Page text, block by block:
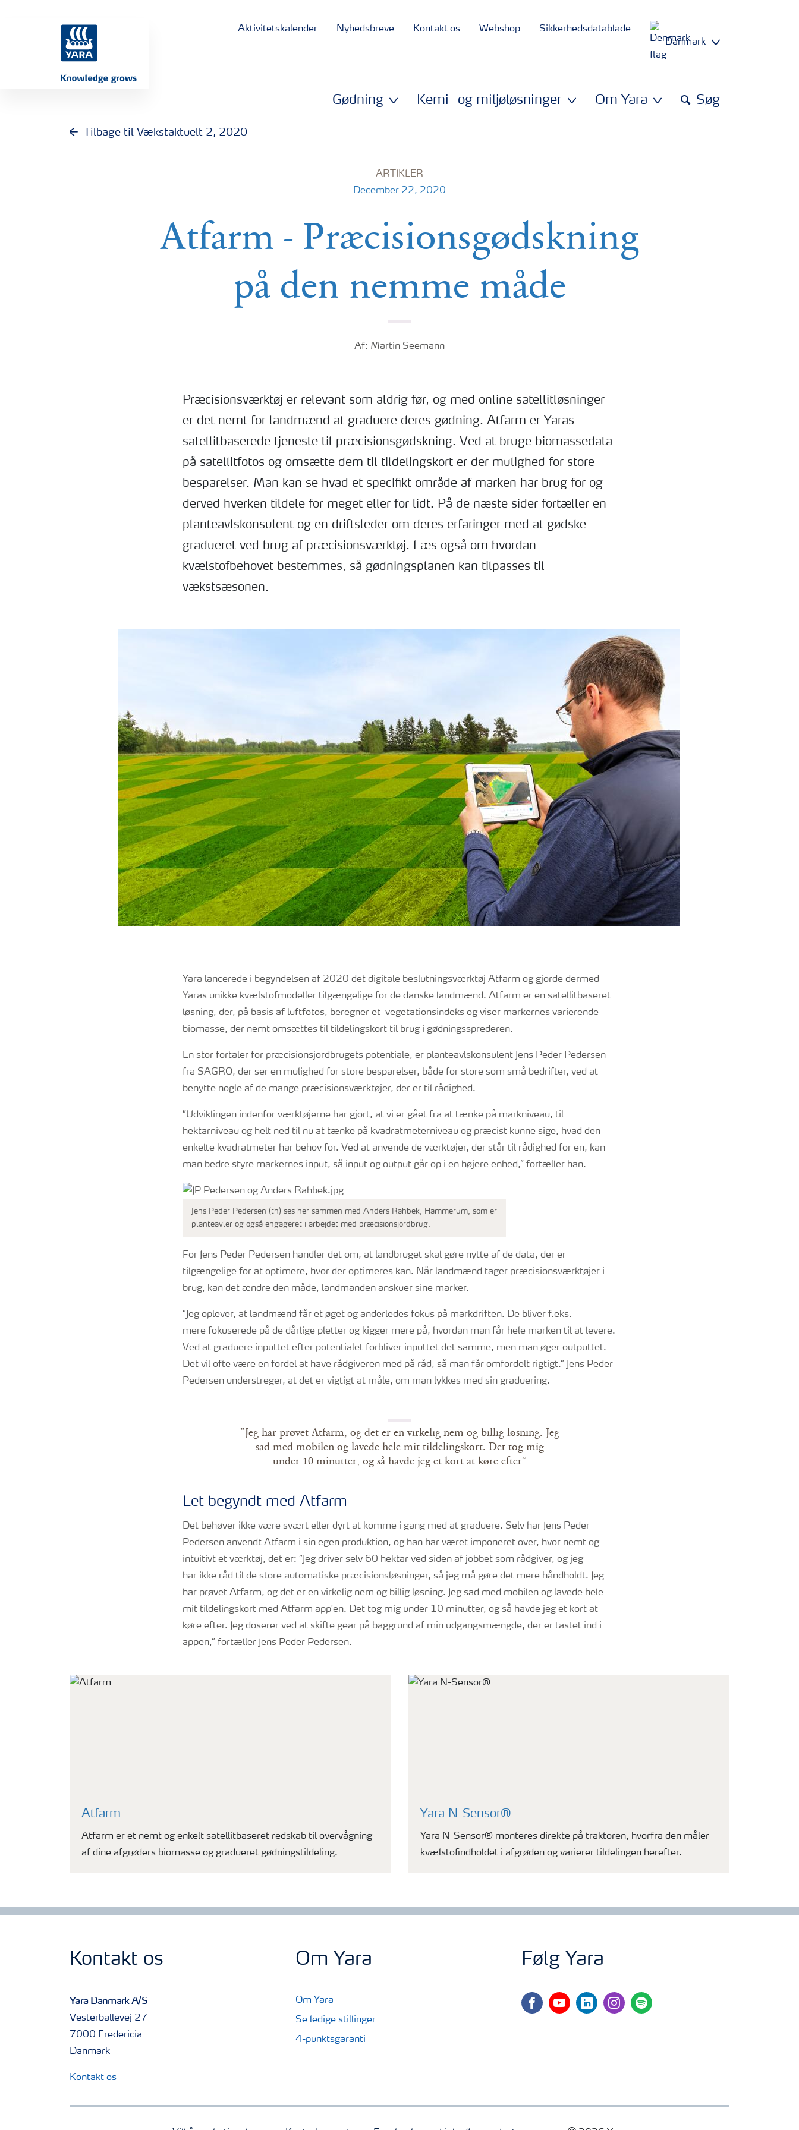
Aktivitetskalender Nyhedsbreve Kontakt os Webshop
Sikkerhedsdatablade
Danmark
Gødning Kemi- og miljøløsninger Om Yara Søg
Tilbage til Vækstaktuelt 2, 2020
ARTIKLER
December 22, 2020
Atfarm - Præcisionsgødskning
på den nemme måde
Af: Martin Seemann
Præcisionsværktøj er relevant som aldrig før, og med online satellitløsninger
er det nemt for landmænd at graduere deres gødning. Atfarm er Yaras
satellitbaserede tjeneste til præcisionsgødskning. Ved at bruge biomassedata
på satellitfotos og omsætte dem til tildelingskort er der mulighed for store
besparelser. Man kan se hvad et specifikt område af marken har brug for og
derved hverken tildele for meget eller for lidt. På de næste sider fortæller en
planteavlskonsulent og en driftsleder om deres erfaringer med at gødske
gradueret ved brug af præcisionsværktøj. Læs også om hvordan
kvælstofbehovet bestemmes, så gødningsplanen kan tilpasses til
vækstsæsonen.
Yara lancerede i begyndelsen af 2020 det digitale beslutningsværktøj Atfarm og gjorde dermed
Yaras unikke kvælstofmodeller tilgængelige for de danske landmænd. Atfarm er en satellitbaseret
løsning, der, på basis af luftfotos, beregner et vegetationsindeks og viser markernes varierende
biomasse, der nemt omsættes til tildelingskort til brug i gødningssprederen.
En stor fortaler for præcisionsjordbrugets potentiale, er planteavlskonsulent Jens Peder Pedersen
fra SAGRO, der ser en mulighed for store besparelser, både for store som små bedrifter, ved at
benytte nogle af de mange præcisionsværktøjer, der er til rådighed.
”Udviklingen indenfor værktøjerne har gjort, at vi er gået fra at tænke på markniveau, til
hektarniveau og helt ned til nu at tænke på kvadratmeterniveau og præcist kunne sige, hvad den
enkelte kvadratmeter har behov for. Ved at anvende de værktøjer, der står til rådighed for en, kan
man bedre styre markernes input, så input og output går op i en højere enhed,” fortæller han.
Jens Peder Pedersen (th) ses her sammen med Anders Rahbek, Hammerum, som er
planteavler og også engageret i arbejdet med præcisionsjordbrug.
For Jens Peder Pedersen handler det om, at landbruget skal gøre nytte af de data, der er
tilgængelige for at optimere, hvor der optimeres kan. Når landmænd tager præcisionsværktøjer i
brug, kan det ændre den måde, landmanden anskuer sine marker.
”Jeg oplever, at landmænd får et øget og anderledes fokus på markdriften. De bliver f.eks.
mere fokuserede på de dårlige pletter og kigger mere på, hvordan man får hele marken til at levere.
Ved at graduere inputtet efter potentialet forbliver inputtet det samme, men man øger outputtet.
Det vil ofte være en fordel at have rådgiveren med på råd, så man får omfordelt rigtigt.” Jens Peder
Pedersen understreger, at det er vigtigt at måle, om man lykkes med sin graduering.
”Jeg har prøvet Atfarm, og det er en virkelig nem og billig løsning. Jeg
sad med mobilen og lavede hele mit tildelingskort. Det tog mig
under 10 minutter, og så havde jeg et kort at køre efter”
Let begyndt med Atfarm
Det behøver ikke være svært eller dyrt at komme i gang med at graduere. Selv har Jens Peder
Pedersen anvendt Atfarm i sin egen produktion, og han har været imponeret over, hvor nemt og
intuitivt et værktøj, det er: ”Jeg driver selv 60 hektar ved siden af jobbet som rådgiver, og jeg
har ikke råd til de store automatiske præcisionsløsninger, så jeg må gøre det mere håndholdt. Jeg
har prøvet Atfarm, og det er en virkelig nem og billig løsning. Jeg sad med mobilen og lavede hele
mit tildelingskort med Atfarm app'en. Det tog mig under 10 minutter, og så havde jeg et kort at
køre efter. Jeg doserer ved at skifte gear på baggrund af min udgangsmængde, der er tastet ind i
appen,” fortæller Jens Peder Pedersen.
Atfarm
Atfarm er et nemt og enkelt satellitbaseret redskab til overvågning
af dine afgrøders biomasse og gradueret gødningstildeling.
Yara N-Sensor®
Yara N-Sensor® monteres direkte på traktoren, hvorfra den måler
kvælstofindholdet i afgrøden og varierer tildelingen herefter.
Kontakt os
Yara Danmark A/S
Vesterballevej 27
7000 Fredericia
Danmark
Kontakt os
Om Yara
Om Yara
Se ledige stillinger
4-punktsgaranti
Følg Yara
facebookyoutubelinkedininstagram
spotify